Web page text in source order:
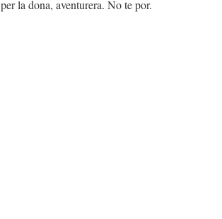
per la dona, aventurera. No te por.